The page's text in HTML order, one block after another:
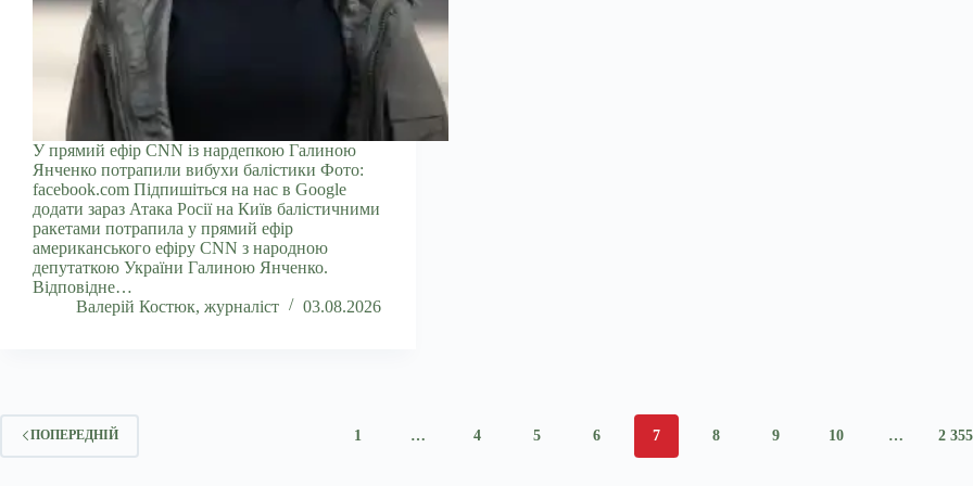
У прямий ефір CNN із нардепкою Галиною
Янченко потрапили вибухи балістики Фото:
facebook.com Підпишіться на нас в Google
додати зараз Атака Росії на Київ балістичними
ракетами потрапила у прямий ефір
американського ефіру CNN з народною
депутаткою України Галиною Янченко.
Відповідне…
Валерій Костюк, журналіст
03.08.2026
ПОПЕРЕДНІЙ 1 … 4 5 6 7 8 9 10 … 2 355